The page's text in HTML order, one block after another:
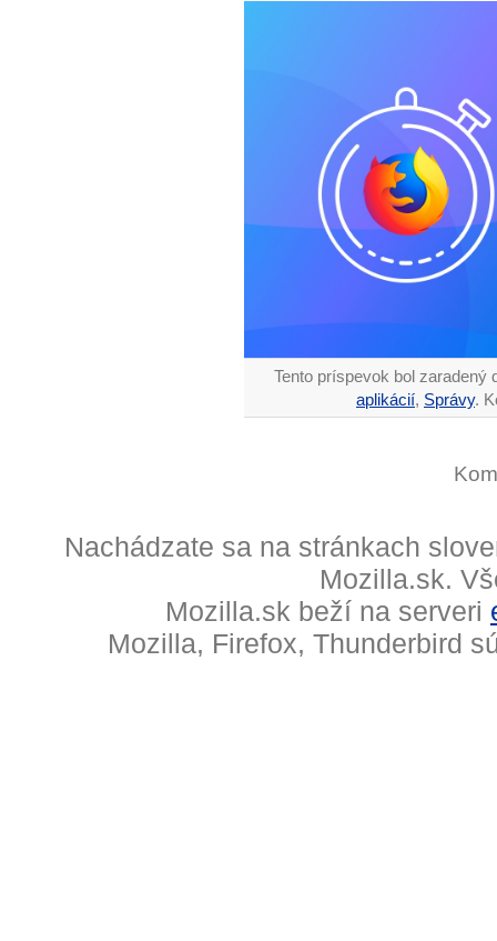
Tento príspevok bol zaradený
aplikácií, Správy.
Nachádzate sa na stránkach
Mozilla.sk.
Mozilla.sk beží na serveri
Mozilla, Firefox, Thunderbird